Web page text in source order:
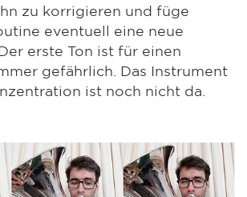
zu korrigieren und füge
eventuell eine neue
erste Ton ist für einen
gefährlich. Das Instrument
ist noch nicht da.